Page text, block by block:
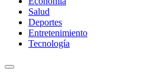
Salud
Deportes
Entretenimiento
Tecnología